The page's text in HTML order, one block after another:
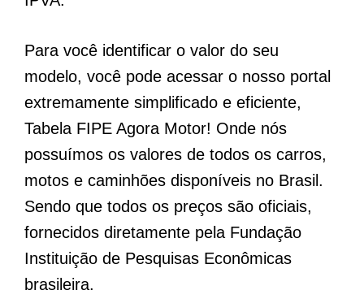
Para você identificar o valor do seu
modelo, você pode acessar o nosso portal
extremamente simplificado e eficiente,
Tabela FIPE Agora Motor! Onde nós
possuímos os valores de todos os carros,
motos e caminhões disponíveis no Brasil.
Sendo que todos os preços são oficiais,
fornecidos diretamente pela Fundação
Instituição de Pesquisas Econômicas
brasileira.